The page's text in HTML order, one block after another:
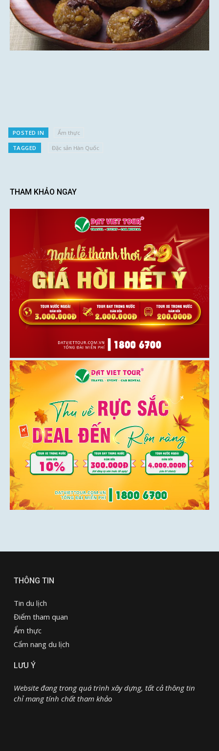
POSTED IN Ẩm thực
TAGGED Đặc sản Hàn Quốc
THAM KHẢO NGAY
THÔNG TIN
Tin du lịch
Điểm tham quan
Ẩm thực
Cẩm nang du lịch
LƯU Ý
Website đang trong quá trình xây dựng, tất cả thông tin
chỉ mang tính chất tham khảo